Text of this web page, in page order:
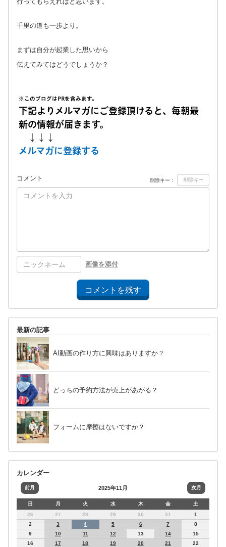
千里の道も一歩より。
まずは自分が起業した思いから
伝えてみてはどうでしょうか？
※このブログはPRを含みます。
下記よりメルマガにご登録頂けると、毎朝最
新の情報が届きます。
↓↓↓
メルマガに登録する
コメント 削除キー：
画像を添付
コメントを残す
最新の記事
AI動画の作り方に興味はありますか？
どっちの予約方法が売上があがる？
フォームに摩擦はないですか？
カレンダー
前月 2025年11月 次月
日 月 火 水 木 金
土
26
27 28 29 30 31
1
2
3 4 5 6 7
8
9
10 11 12 13 14
15
16
17 18 19 20 21 22